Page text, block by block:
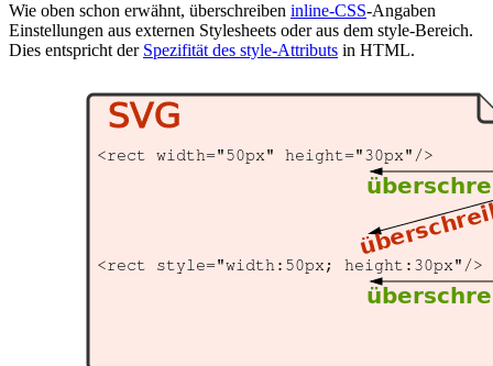
Wie oben schon erwähnt, überschreiben inline-CSS-Angaben
Einstellungen aus externen Stylesheets oder aus dem style-Bereich.
Dies entspricht der Spezifität des style-Attributs in HTML.